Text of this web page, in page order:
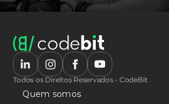
Todos os Direitos Reservados - CodeBit
Quem somos